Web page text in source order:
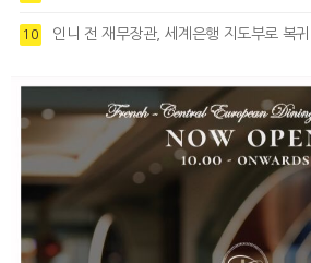
10 인니 전 재무장관, 세계은행 지도부로 복귀